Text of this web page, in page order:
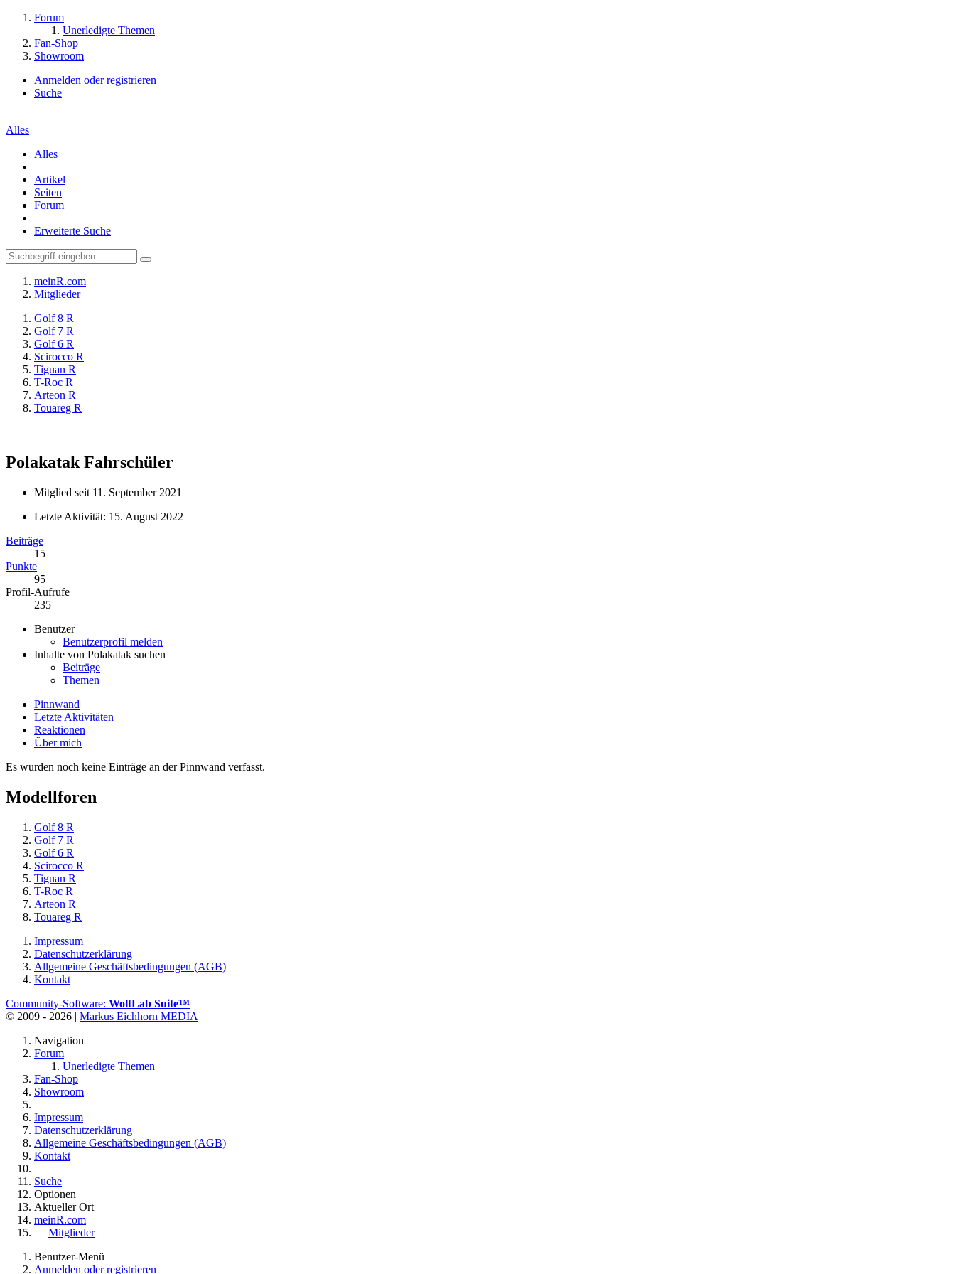
Forum
Unerledigte Themen
Fan-Shop
Showroom
Anmelden oder registrieren
Suche
Alles
Alles
Artikel
Seiten
Forum
Erweiterte Suche
meinR.com
Mitglieder
Golf 8 R
Golf 7 R
Golf 6 R
Scirocco R
Tiguan R
T-Roc R
Arteon R
Touareg R
Polakatak Fahrschüler
Mitglied seit 11. September 2021
Letzte Aktivität: 15. August 2022
Beiträge
15
Punkte
95
Profil-Aufrufe
235
Benutzer
Benutzerprofil melden
Inhalte von Polakatak suchen
Beiträge
Themen
Pinnwand
Letzte Aktivitäten
Reaktionen
Über mich
Es wurden noch keine Einträge an der Pinnwand verfasst.
Modellforen
Golf 8 R
Golf 7 R
Golf 6 R
Scirocco R
Tiguan R
T-Roc R
Arteon R
Touareg R
Impressum
Datenschutzerklärung
Allgemeine Geschäftsbedingungen (AGB)
Kontakt
Community-Software: WoltLab Suite™
© 2009 - 2026 | Markus Eichhorn MEDIA
Navigation
Forum
Unerledigte Themen
Fan-Shop
Showroom
Impressum
Datenschutzerklärung
Allgemeine Geschäftsbedingungen (AGB)
Kontakt
Suche
Optionen
Aktueller Ort
meinR.com
Mitglieder
Benutzer-Menü
Anmelden oder registrieren